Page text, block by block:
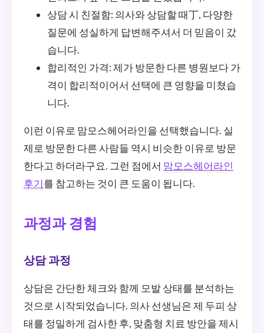
상담 시 친절함: 의사와 상담할 때丁, 다양한
질문에 성실하게 답변해주셔서 더 믿음이 갔
습니다.
합리적인 가격: 제가 방문한 다른 병원보다 가
격이 합리적이어서 선택에 큰 영향을 미쳤습
니다.
이런 이유로 맘모스헤어라인을 선택했습니다. 실
제로 방문한 다른 사람들 역시 비슷한 이유로 방문
한다고 하더라구요. 그런 점에서 맘모스헤어라인
후기를 참고하는 것이 큰 도움이 됩니다.
과정과 경험
상담 과정
상담은 간단한 체크와 함께 모발 상태를 분석하는
것으로 시작되었습니다. 의사 선생님은 제 두피 상
태를 정밀하게 검사한 후, 맞춤형 치료 방안을 제시